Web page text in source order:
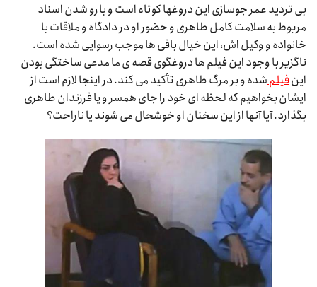
بی تردید عمر جوسازی این دروغها کوتاه است و با رو شدن اسناد
مربوط به سلامت کامل طاهری و حضور او در دادگاه و ملاقات با
خانواده و وکیل اش، این خیال بافی ها موجب رسوایی شده است.
ناگزیر با وجود این فیلم ها دروغگوی قصه ی ما مدعی ساختگی بودن
اینفیلمشده و بر مرگ طاهری تأکید می کند. در اینجا لازم است از
ایشان بخواهیم که لحظه ای خود را جای همسر و یا فرزندان طاهری
بگذارد. آیا آنها از این سخنان او خوشحال می شوند یا ناراحت؟